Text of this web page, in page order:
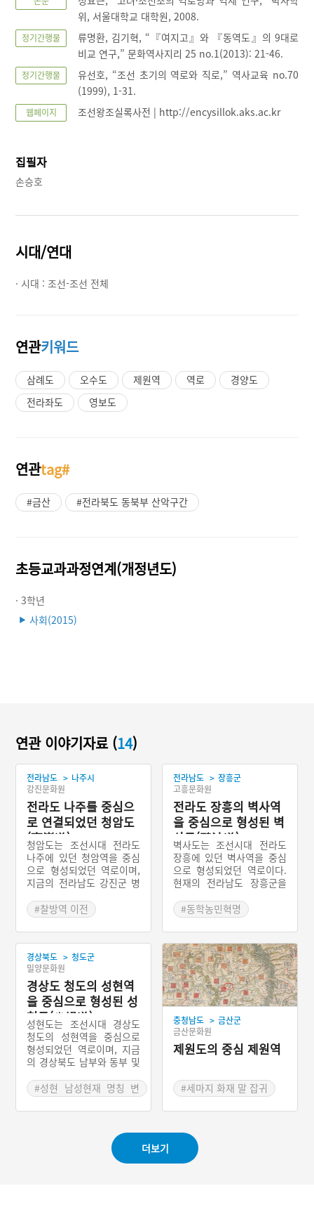
위, 서울대학교 대학원, 2008.
정기간행물
류명환, 김기혁, “『여지고』와 『동역도』의 9대로
비교 연구,” 문화역사지리 25 no.1(2013): 21-46.
정기간행물
유선호, “조선 초기의 역로와 직로,” 역사교육 no.70
(1999), 1-31.
웹페이지 조선왕조실록사전 | http://encysillok.aks.ac.kr
집필자
손승호
시대/연대
· 시대 :조선-조선 전체
연관키워드
삼례도 오수도 제원역 역로
경양도
전라좌도
영보도
연관tag#
#금산 #전라북도 동북부 산악구간
초등교과과정연계(개정년도)
· 3학년
▶ 사회(2015)
연관 이야기자료 (14)
전라남도 > 나주시
강진문화원
전라도 나주를 중심으
로 연결되었던 청암도
(靑巖道)
청암도는 조선시대 전라도
나주에 있던 청암역을 중심
으로 형성되었던 역로이며,
지금의 전라남도 강진군 병
통하는 역로까지 관할했다.
중심이 되는 찰방역은 나주
의 청암역이었다가 조선 후
기 들어 장성에 있는 단암역
으로 이전하면서 단암역이
청암역으로 변경되었다. 본
래 청엄역의 이름을 따서 청
엄도라 불리다가 청엄역이
청암역으로 변경되면서 역
로의 이름도 청암도로 바뀌
었다. 전라남도 장성군, 나
주시, 강진군, 영광군, 함평
군, 무안군 등지를 통과하던
역로를 관할했다. 대체로 서
해에 접한 전라남도 서부의
평야지대를 연결하던 역로
이다.
#찰방역 이전
#청암도
전라남도 > 장흥군
고흥문화원
전라도 장흥의 벽사역
을 중심으로 형성된 벽
사도(碧沙道)
벽사도는 조선시대 전라도
장흥에 있던 벽사역을 중심
으로 형성되었던 역로이다.
현재의 전라남도 장흥군을
강진군 등 전라남도 서남해
안 일대를 통과하던 역로이
며, 모두 10개의 역이 포함
되었다. 중심역인 벽사역은
벽산역이었으나 조선 초기
에 벽사역으로 명칭이 바뀌
었다. 이후 일부 역의 이속
을 거쳐 재편성된 것이 벽사
도이다. 벽사로는 동학농민
운동이 일어났을 때에 장흥
주변 지방의 동학도들이 이
동하는 주요 통로로 이용되
기도 했다.
#동학농민혁명
#조선시대 역로
#동학농민 이동로
#양강역 과역면
#한반도 최남단 역로
경상북도 > 청도군
밀양문화원
경상도 청도의 성현역
을 중심으로 형성된 성
현도(省峴道)
성현도는 조선시대 경상도
청도의 성현역을 중심으로
형성되었던 역로이며, 지금
의 경상북도 남부와 동부 및
하던 역로를 관할했다. 146
0년에 밀양을 중심으로 하
는 황산도에 통합되었다가
되었다. 경상감영이 있던 대
구에서 청도로 넘어가는 고
개인 성현재의 남쪽에 찰방
#성현 남성현재 명칭 변
충청남도 > 금산군
금산문화원
제원도의 중심 제원역
#세마지 화재 말 잡귀
더보기